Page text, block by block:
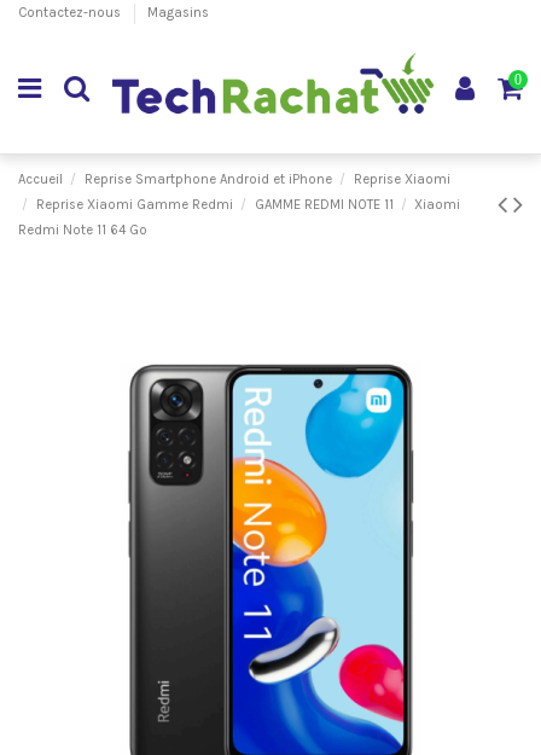
Contactez-nous Magasins
0
Accueil Reprise Smartphone Android et iPhone
Reprise Xiaomi
Reprise Xiaomi Gamme Redmi
GAMME REDMI NOTE 11
Xiaomi
Redmi Note 11 64 Go